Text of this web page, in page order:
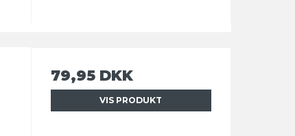
79,95 DKK
VIS PRODUKT